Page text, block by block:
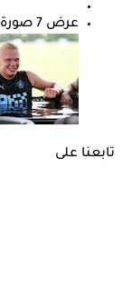
عرض 7 صورة
تابعنا على